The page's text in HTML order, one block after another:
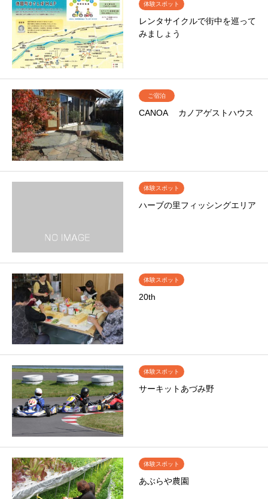
体験スポット
レンタサイクルで街中を巡って
みましょう
ご宿泊
CANOA カノアゲストハウス
体験スポット
ハーブの里フィッシングエリア
体験スポット
20th
体験スポット
サーキットあづみ野
体験スポット
あぶらや農園